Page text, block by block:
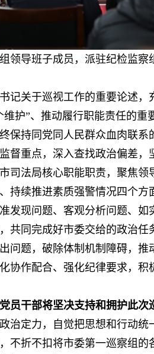
领导班子成员，派驻纪检监
记关于巡视工作的重要论述
护”、推动履行职能责任的
保持同党同人民群众血肉联系
督重点，深入查找政治偏差
司法局核心职能职责，聚焦
持续推进素质强警情况四个
发现问题、客观分析问题、
共同完成好市委交给的政治
问题，破除体制机制障碍，
协作配合、强化纪律要求，
员干部将坚决支持和拥护此次
治定力，自觉把思想和行动
不折不扣将市委第一巡察组的